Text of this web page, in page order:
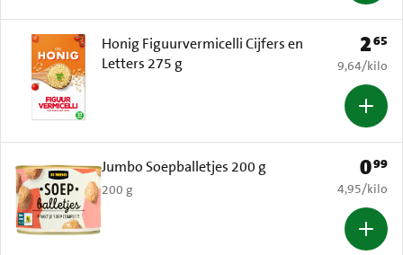
Honig Figuurvermicelli Cijfers en
Letters 275 g
Prijs:
265
€ 9,64 per
9,64/kilo
Jumbo Soepballetjes 200 g
200 g
Prijs:
099
€ 4,95 per
4,95/kilo